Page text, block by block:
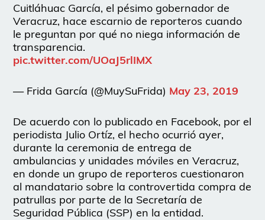
Cuitláhuac García, el pésimo gobernador de
Veracruz, hace escarnio de reporteros cuando
le preguntan por qué no niega información de
transparencia.
pic.twitter.com/UOaJ5rlIMX
— Frida García (@MuySuFrida) May 23, 2019
De acuerdo con lo publicado en Facebook, por el
periodista Julio Ortíz, el hecho ocurrió ayer,
durante la ceremonia de entrega de
ambulancias y unidades móviles en Veracruz,
en donde un grupo de reporteros cuestionaron
al mandatario sobre la controvertida compra de
patrullas por parte de la Secretaría de
Seguridad Pública (SSP) en la entidad.